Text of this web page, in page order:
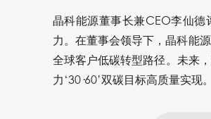
晶科能源董事长兼CEO李仙
力。在董事会领导下，晶科能
全球客户低碳转型路径。未来
力‘30·60’双碳目标高质量实现